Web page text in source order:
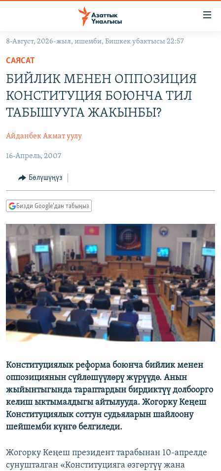
Навигацияга
өтүңүз
Издөөгө
салыңыз
КЫРГЫЗСТАН
САЯСАТ
МАДАНИЯТ
ДҮЙНӨ
УКРАИНА
ТВ ПРОГРАММАЛАР
БҮГҮН АЗАТТЫКТА
ЭКСПЕРТТЕР ТАЛДАЙТ
ДАНИСТЕ
ЭЖЕ-СИҢДИЛЕР
АЗАТТЫК+
ЫҢГАЙСЫЗ СУРООЛОР
ПОДКАСТ
ӨЗГӨЧӨ ПИКИР
Русский
ОНЛАЙН ШЕРИНЕ
ЭЕ/АРнун бардык сайттары
8-Август, 2026-жыл, ишемби, Бишкек убактысы 22:57
САЯСАТ
БИЙЛИК МЕНЕН ОППОЗИЦИЯ
КОНСТИТУЦИЯ БОЮНЧА ТИЛ
ТАБЫШУУГА ЖАКЫНБЫ?
Айданбек Акмат уулу
16-Апрель, 2007
Бөлүшүңүз
Бизди Google'дан табыңыз
Конституциялык реформа боюнча бийлик менен
оппозициянын сүйлөшүүлөрү жүрүүдө. Анын
жыйынтыгында тараптардын бирдиктүү долбоорго
келиш ыктымалдыгы айтылууда. Жогорку Кеңеш
Конституциялык соттун судьяларын шайлоону
шейшемби күнгө белгиледи.
Жогорку Кеңеш президент тарабынан 10-апрелде
сунушталган «Конституцияга өзгөртүү жана